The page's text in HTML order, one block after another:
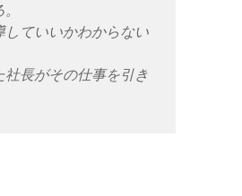
ていいかわからない
社長がその仕事を引き